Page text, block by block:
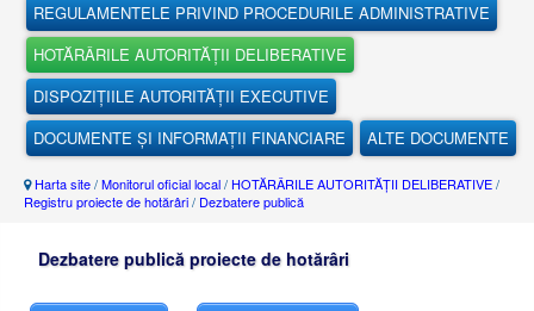
REGULAMENTELE PRIVIND PROCEDURILE ADMINISTRATIVE
HOTĂRÂRILE AUTORITĂȚII DELIBERATIVE
DISPOZIȚIILE AUTORITĂȚII EXECUTIVE
DOCUMENTE ȘI INFORMAȚII FINANCIARE
ALTE DOCUMENTE
Harta site/Monitorul oficial local/ HOTĂRÂRILE AUTORITĂȚII DELIBERATIVE/
Registru proiecte de hotărâri/ Dezbatere publică
Dezbatere publică proiecte de hotărâri